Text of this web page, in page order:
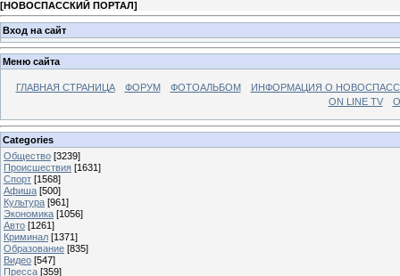
[НОВОСПАССКИЙ ПОРТАЛ]
Вход на сайт
Меню сайта
ГЛАВНАЯ СТРАНИЦА ФОРУМ ФОТОАЛЬБОМ
ИНФОРМАЦИЯ О
ON LINE TV
Categories
Общество [3239]
Происшествия [1631]
Спорт [1568]
Афиша [500]
Культура [961]
Экономика [1056]
Авто [1261]
Криминал [1371]
Образование [835]
Видео [547]
Пресса [359]